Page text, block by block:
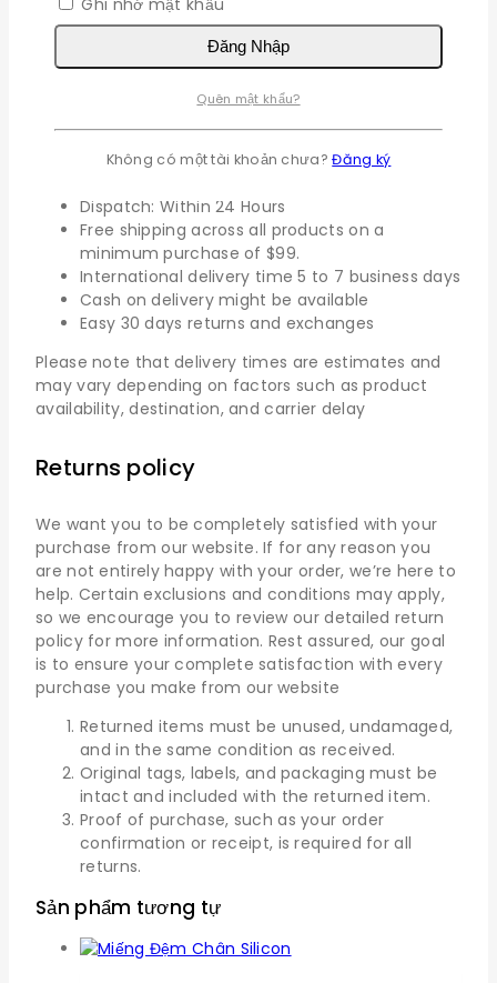
expedited, and express shipping. Our dedicated
team works diligently to process and dispatch your
orders promptly, aiming to deliver them to your
about our shipping process:
Dispatch: Within 24 Hours
Free shipping across all products on a
minimum purchase of $99.
International delivery time 5 to 7 business days
Cash on delivery might be available
Easy 30 days returns and exchanges
Please note that delivery times are estimates and
may vary depending on factors such as product
availability, destination, and carrier delay
Returns policy
We want you to be completely satisfied with your
purchase from our website. If for any reason you
are not entirely happy with your order, we’re here to
help. Certain exclusions and conditions may apply,
so we encourage you to review our detailed return
policy for more information. Rest assured, our goal
is to ensure your complete satisfaction with every
purchase you make from our website
Returned items must be unused, undamaged,
and in the same condition as received.
Original tags, labels, and packaging must be
intact and included with the returned item.
Proof of purchase, such as your order
confirmation or receipt, is required for all
returns.
Sản phẩm tương tự
Đăng Nhập
Quên mật khẩu?
Không có một tài khoản chưa?Đăng ký